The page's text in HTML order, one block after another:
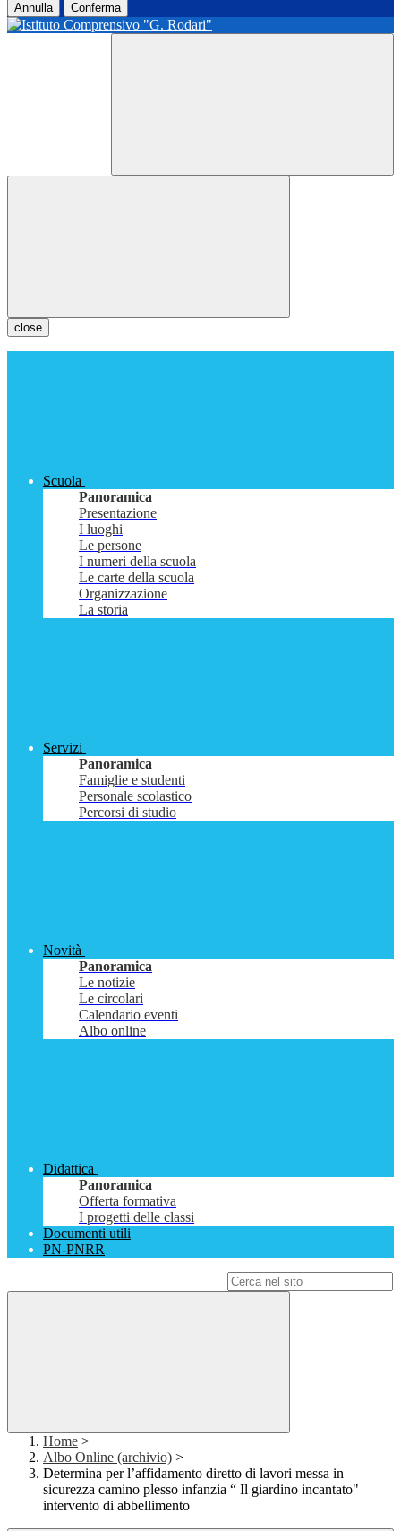
Annulla Conferma
close
Scuola
Panoramica
Presentazione
I luoghi
Le persone
I numeri della scuola
Le carte della scuola
Organizzazione
La storia
Servizi
Panoramica
Famiglie e studenti
Personale scolastico
Percorsi di studio
Novità
Panoramica
Le notizie
Le circolari
Calendario eventi
Albo online
Didattica
Panoramica
Offerta formativa
I progetti delle classi
Documenti utili
PN-PNRR
Home >
Albo Online (archivio) >
Determina per l’affidamento diretto di lavori messa in
sicurezza camino plesso infanzia “ Il giardino incantato"
intervento di abbellimento